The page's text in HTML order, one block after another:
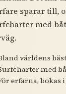
sparar till,
med
världens
med
erfarna, bokas